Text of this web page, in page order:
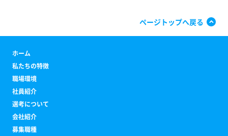
ページトップへ戻る
ホーム
私たちの特徴
職場環境
社員紹介
選考について
会社紹介
募集職種